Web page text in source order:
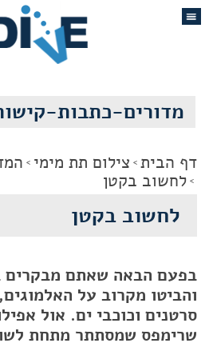
מדורים-כתבות-
דף הבית צילום תת מימי
לחשוב בקטן
לחשוב בקטן
בפעם הבאה שאתם מבקרים
והביטו מקרוב על
סרטנים וכוכבי ים. אול
שרימפס שמסתתר מתחת